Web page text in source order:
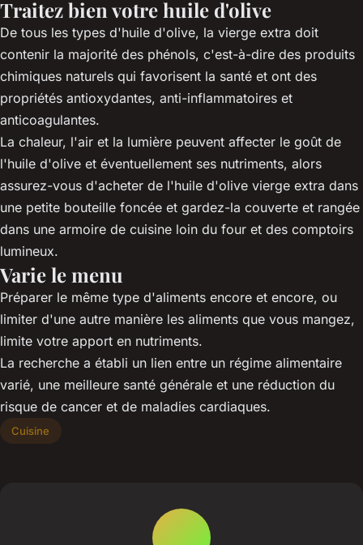
Traitez bien votre huile d'olive
De tous les types d'huile d'olive, la vierge extra doit
contenir la majorité des phénols, c'est-à-dire des produits
chimiques naturels qui favorisent la santé et ont des
propriétés antioxydantes, anti-inflammatoires et
anticoagulantes.
La chaleur, l'air et la lumière peuvent affecter le goût de
l'huile d'olive et éventuellement ses nutriments, alors
assurez-vous d'acheter de l'huile d'olive vierge extra dans
une petite bouteille foncée et gardez-la couverte et rangée
dans une armoire de cuisine loin du four et des comptoirs
lumineux.
Varie le menu
Préparer le même type d'aliments encore et encore, ou
limiter d'une autre manière les aliments que vous mangez,
limite votre apport en nutriments.
La recherche a établi un lien entre un régime alimentaire
varié, une meilleure santé générale et une réduction du
risque de cancer et de maladies cardiaques.
Cuisine